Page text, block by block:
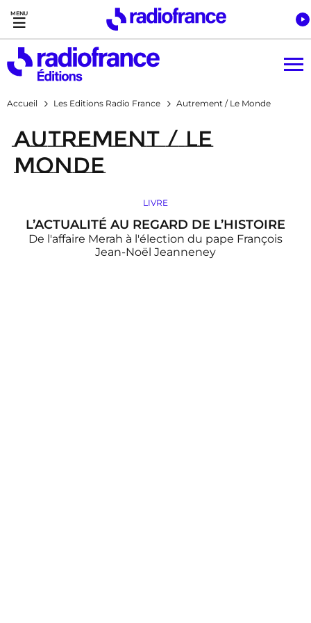
Accès direct :
Menu principal
Contenu
Accueil Les Editions Radio France Autrement / Le Monde
Autrement / Le
Monde
LIVRE
L’ACTUALITÉ AU REGARD DE L’HISTOIRE
De l'affaire Merah à l'élection du pape François
Jean-Noël Jeanneney